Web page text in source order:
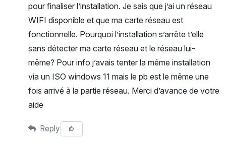
pour finaliser l’installation. Je sais que j’ai un réseau
WIFI disponible et que ma carte réseau est
fonctionnelle. Pourquoi l’installation s’arrête t’elle
sans détecter ma carte réseau et le réseau lui-
même? Pour info j’avais tenter la même installation
via un ISO windows 11 mais le pb est le même une
fois arrivé à la partie réseau. Merci d’avance de votre
aide
Reply